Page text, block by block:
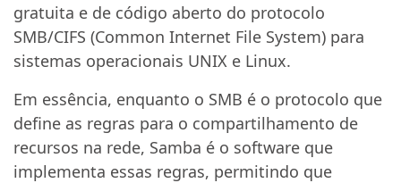
gratuita e de código aberto do protocolo
SMB/CIFS (Common Internet File System) para
sistemas operacionais UNIX e Linux.
Em essência, enquanto o SMB é o protocolo que
define as regras para o compartilhamento de
recursos na rede, Samba é o software que
implementa essas regras, permitindo que